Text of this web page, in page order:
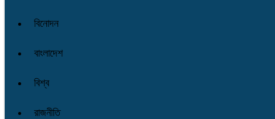
বিনোদন
বাংলাদেশ
বিশ্ব
রাজনীতি